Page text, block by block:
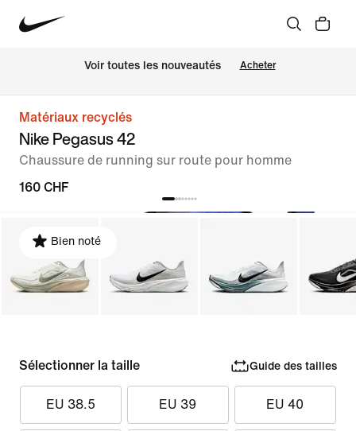
Voir toutes les nouveautés Acheter
Matériaux recyclés
Nike Pegasus 42
Chaussure de running sur route pour homme
160 CHF
Bien noté
Sélectionner la taille Guide des tailles
EU 38.5 EU 39 EU 40